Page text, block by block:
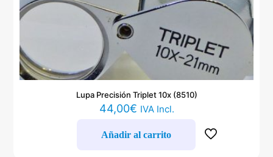
Lupa Precisión Triplet 10x (8510)
44,00€ IVA Incl.
Añadir al carrito